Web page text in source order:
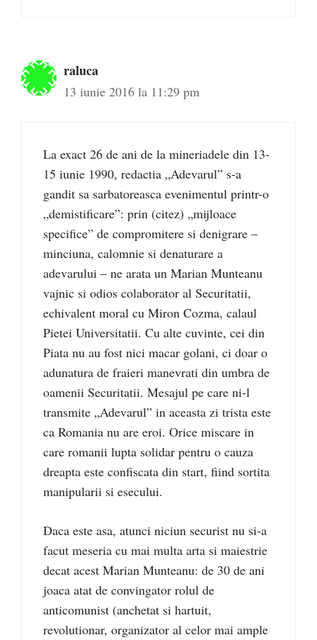
raluca
13 iunie 2016 la 11:29 pm
La exact 26 de ani de la mineriadele din 13-
15 iunie 1990, redactia „Adevarul” s-a
gandit sa sarbatoreasca evenimentul printr-o
„demistificare”: prin (citez) „mijloace
specifice” de compromitere si denigrare –
minciuna, calomnie si denaturare a
adevarului – ne arata un Marian Munteanu
vajnic si odios colaborator al Securitatii,
echivalent moral cu Miron Cozma, calaul
Pietei Universitatii. Cu alte cuvinte, cei din
Piata nu au fost nici macar golani, ci doar o
adunatura de fraieri manevrati din umbra de
oamenii Securitatii. Mesajul pe care ni-l
transmite „Adevarul” in aceasta zi trista este
ca Romania nu are eroi. Orice miscare in
care romanii lupta solidar pentru o cauza
dreapta este confiscata din start, fiind sortita
manipularii si esecului.
Daca este asa, atunci niciun securist nu si-a
facut meseria cu mai multa arta si maiestrie
decat acest Marian Munteanu: de 30 de ani
joaca atat de convingator rolul de
anticomunist (anchetat si hartuit,
revolutionar, organizator al celor mai ample